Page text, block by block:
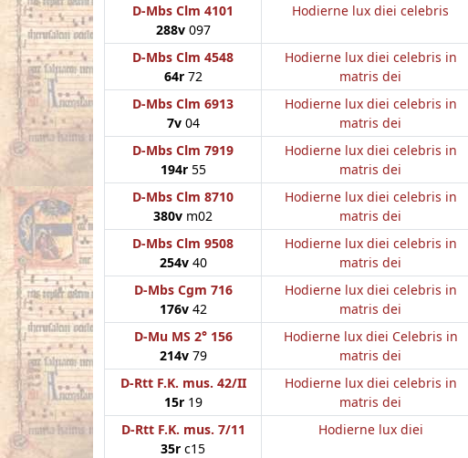
D-Mbs Clm 4101
288v097
Hodierne lux diei celebris
D-Mbs Clm 4548
64r72
Hodierne lux diei celebris in
matris dei
D-Mbs Clm 6913
7v04
Hodierne lux diei celebris in
matris dei
D-Mbs Clm 7919
194r55
Hodierne lux diei celebris in
matris dei
D-Mbs Clm 8710
380v m02
Hodierne lux diei celebris in
matris dei
D-Mbs Clm 9508
254v40
Hodierne lux diei celebris in
matris dei
D-Mbs Cgm 716
176v42
Hodierne lux diei celebris in
matris dei
D-Mu MS 2° 156
214v79
Hodierne lux diei Celebris in
matris dei
D-Rtt F.K. mus. 42/II
15r19
Hodierne lux diei celebris in
matris dei
D-Rtt F.K. mus. 7/11
35r c15
Hodierne lux diei